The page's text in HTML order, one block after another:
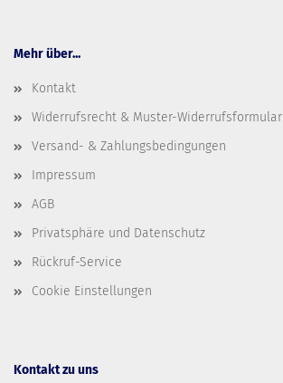
Mehr über...
Kontakt
Widerrufsrecht & Muster-Widerrufsformular
Versand- & Zahlungsbedingungen
Impressum
AGB
Privatsphäre und Datenschutz
Rückruf-Service
Cookie Einstellungen
Kontakt zu uns